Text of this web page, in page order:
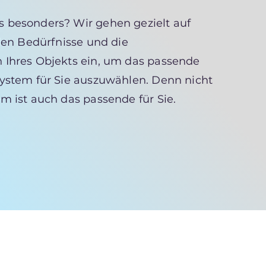
besonders? Wir gehen gezielt auf
Bedürfnisse und die
Objekts ein, um das passende
für Sie auszuwählen. Denn nicht
ist auch das passende für Sie.